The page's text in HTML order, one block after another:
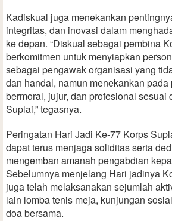
Kadiskual juga menekankan
integritas, dan inovasi dalam
ke depan. “Diskual sebagai pembina
berkomitmen untuk menyiapkan
sebagai pengawak organisasi yang
dan handal, namun menekankan pada
bermoral, jujur, dan profesional sesuai
Suplai,” tegasnya.
Peringatan Hari Jadi Ke-77 Korps
dapat terus menjaga soliditas serta
mengemban amanah pengabdian
Sebelumnya menjelang Hari jadinya
juga telah melaksanakan sejumlah
lain lomba tenis meja, kunjungan
doa bersama.